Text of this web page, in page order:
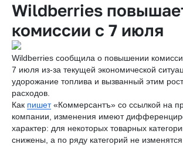
Wildberries
комиссии с 7 июля
Wildberries сообщила о повышении
7 июля из-за текущей экономической
удорожание топлива и вызванный этим рост
расходов.
Как пишет«Коммерсантъ» со ссылкой на
компании, изменения имеют
характер: для некоторых товарных
снижены, а по ряду категорий не изменятся.